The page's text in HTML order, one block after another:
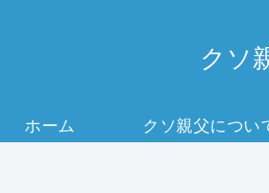
クソ
ホーム クソ親父につい